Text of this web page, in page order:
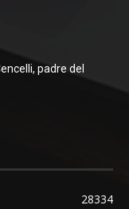
padre del
28334